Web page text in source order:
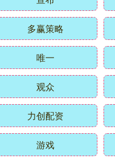
多赢策略
唯一
观众
力创配资
游戏